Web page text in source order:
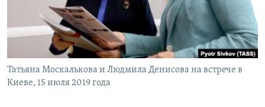
ГОЛОСА
ЧИТАЕМ ПРЕССУ
АРХИВ РАДИОПРОГРАММЫ
Все сайты РСЕ/РС
Татьяна Москалькова и Людмила Денисова на встрече в
Киеве, 15 июля 2019 года